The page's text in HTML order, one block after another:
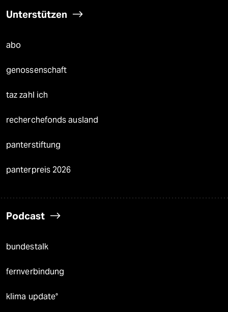
Unterstützen
abo
genossenschaft
taz zahl ich
recherchefonds ausland
panterstiftung
panterpreis 2026
Podcast
bundestalk
fernverbindung
klima update°